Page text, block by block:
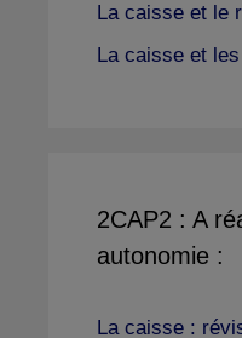
La caisse et le
La caisse et
2CAP2 : A
autonomie :
La caisse :